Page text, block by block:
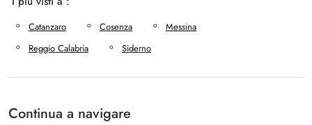
Catanzaro Cosenza
Messina
Reggio Calabria
Siderno
Continua a navigare